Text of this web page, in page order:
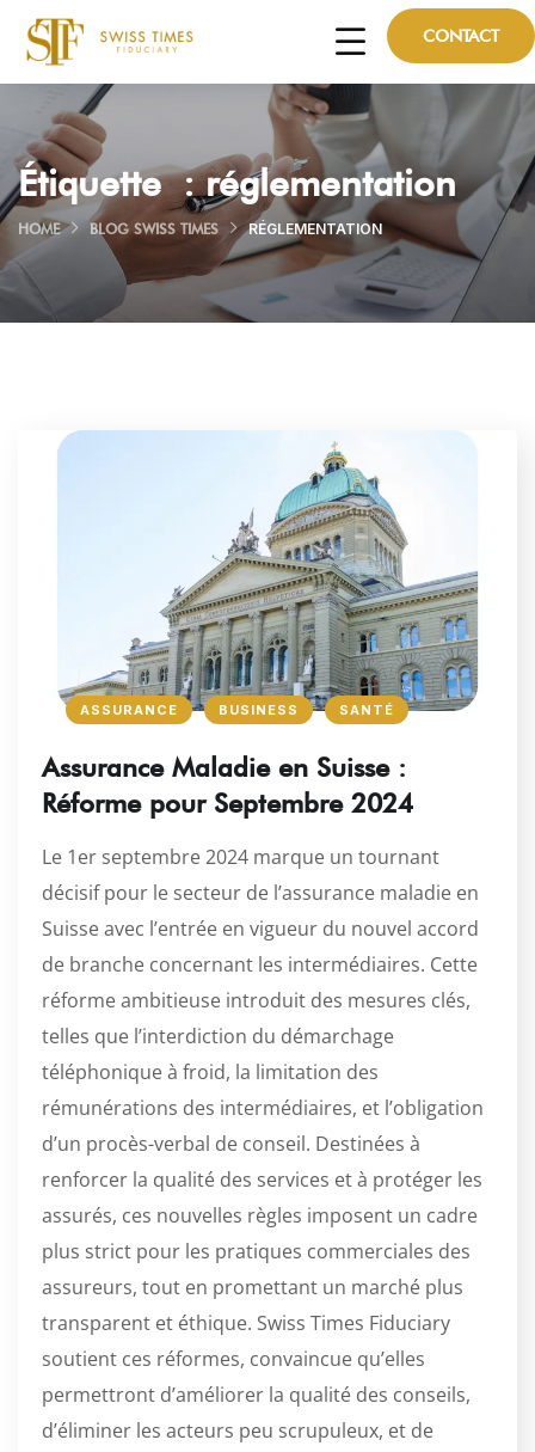
CONTACT
Étiquette :réglementation
HOME BLOG SWISS TIMES RÉGLEMENTATION
ASSURANCE BUSINESS SANTÉ
Assurance Maladie en Suisse :
Réforme pour Septembre 2024
Le 1er septembre 2024 marque un tournant
décisif pour le secteur de l’assurance maladie en
Suisse avec l’entrée en vigueur du nouvel accord
de branche concernant les intermédiaires. Cette
réforme ambitieuse introduit des mesures clés,
telles que l’interdiction du démarchage
téléphonique à froid, la limitation des
rémunérations des intermédiaires, et l’obligation
d’un procès-verbal de conseil. Destinées à
renforcer la qualité des services et à protéger les
assurés, ces nouvelles règles imposent un cadre
plus strict pour les pratiques commerciales des
assureurs, tout en promettant un marché plus
transparent et éthique. Swiss Times Fiduciary
soutient ces réformes, convaincue qu’elles
permettront d’améliorer la qualité des conseils,
d’éliminer les acteurs peu scrupuleux, et de